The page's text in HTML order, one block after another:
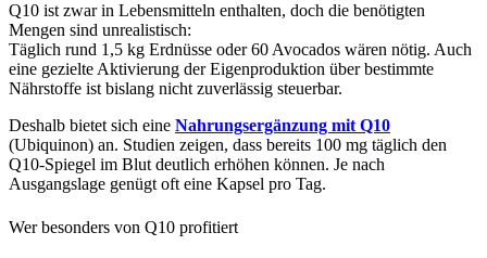
Q10 ist zwar in Lebensmitteln enthalten, doch die benötigten
Mengen sind unrealistisch:
Täglich rund 1,5 kg Erdnüsse oder 60 Avocados wären nötig. Auch
eine gezielte Aktivierung der Eigenproduktion über bestimmte
Nährstoffe ist bislang nicht zuverlässig steuerbar.
Deshalb bietet sich eine Nahrungsergänzung mit Q10
(Ubiquinon) an. Studien zeigen, dass bereits 100 mg täglich den
Q10-Spiegel im Blut deutlich erhöhen können. Je nach
Ausgangslage genügt oft eine Kapsel pro Tag.
Wer besonders von Q10 profitiert